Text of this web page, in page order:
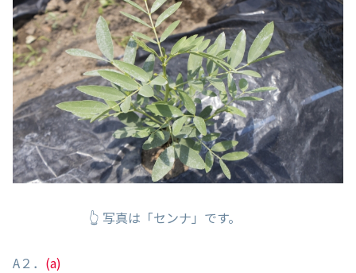
👆 写真は「センナ」です。
A２． (a)